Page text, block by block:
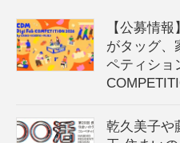
【公募情
がタッグ、
ペティショ
乾久美子や